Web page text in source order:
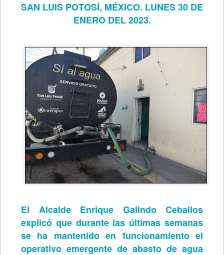
SAN LUIS POTOSÍ, MÉXICO. LUNES 30 DE
ENERO DEL 2023.
El Alcalde Enrique Galindo Ceballos
explicó que durante las últimas semanas
se ha mantenido en funcionamiento el
operativo emergente de abasto de agua